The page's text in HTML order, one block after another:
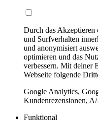
Durch das
und Surfverhalten
und anonymisiert
optimieren und das
verbessern. Mit deiner
Webseite folgende
Google Analytics,
Kundenrezensionen,
Funktional